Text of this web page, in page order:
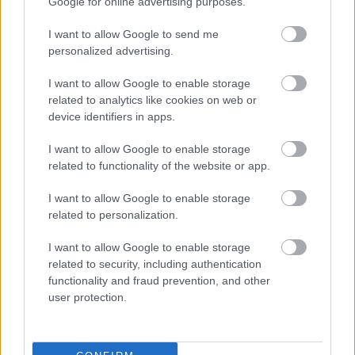
I want to allow Google to send me
personalized advertising.
I want to allow Google to enable storage
related to analytics like cookies on web or
device identifiers in apps.
I want to allow Google to enable storage
related to functionality of the website or app.
I want to allow Google to enable storage
related to personalization.
I want to allow Google to enable storage
related to security, including authentication
functionality and fraud prevention, and other
user protection.
Novi Nosówka vs. Wisłok Strzyżów - relacja, wynik na żywo,
transmisja
Wynik meczu Novi Nosówka - Wisłok Strzyżów znajdziesz na naszej
stronie zaraz po jego zakończeniu. Jeżeli szukasz informacji meczowych,
zajrzyj tutaj:Novi Nosówka vs. Wisłok Strzyżów - wynik, składy,
strzelcy
Jeżeli w internecie lub TV dostępna jest
albo innych spotkań Rzeszów >
Klasa A, gr. I na pewno znajdziesz takie informacje na naszym portalu.
Możliwe jednak, że nigdzie nie pojawi się stream online z tego pojedynku.
Asseco Resovia| Developres Rzeszów |ITA TOOLS Stal Mielec
Cellfast Wilki Krosno| Texom Stal Rzeszów|Stal Mielec
Motor Lublin|Stal Rzeszów| Stal Stalowa Wola|Wisła Kraków
Resovia|Wieczysta Kraków